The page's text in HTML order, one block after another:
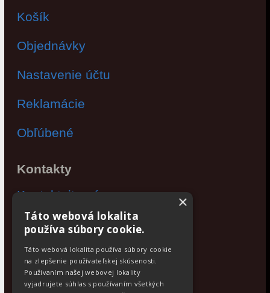
Košík
Objednávky
Nastavenie účtu
Reklamácie
Obľúbené
Kontakty
Kontaktujte nás
Po - Pia: 9:00 - 17:00
Newsletter
×
Táto webová lokalita
používa súbory cookie.
Táto webová lokalita používa súbory cookie
na zlepšenie používateľskej skúsenosti.
Používaním našej webovej lokality
vyjadrujete súhlas s používaním všetkých